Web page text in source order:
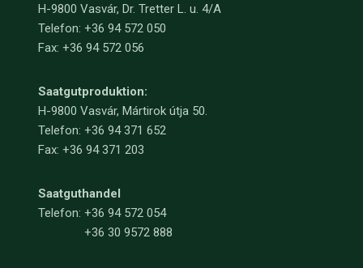
H-9800 Vasvár, Dr. Tretter L. u. 4/A
Telefon: +36 94 572 050
Fax: +36 94 572 056
Saatgutproduktion:
H-9800 Vasvár, Mártirok útja 50.
Telefon: +36 94 371 652
Fax: +36 94 371 203
Saatguthandel
Telefon: +36 94 572 054
+36 30 9572 888